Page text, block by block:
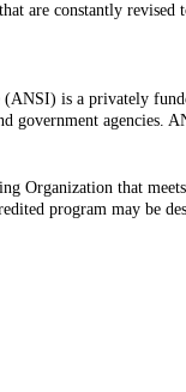
are constantly
is a privately
government
Organization that
program may be